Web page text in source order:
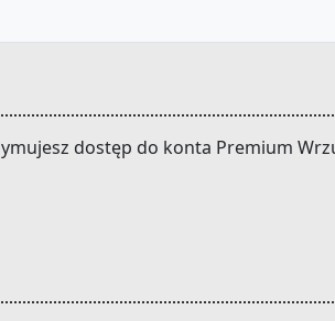
dostęp do konta Premium